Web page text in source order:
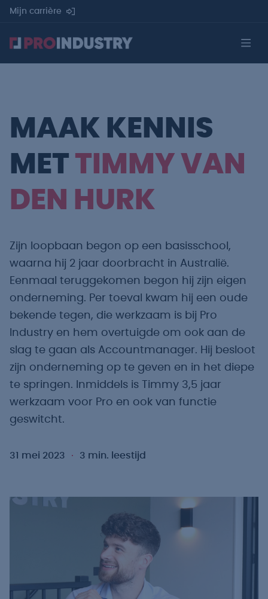
Mijn carrière
MAAK KENNIS
MET TIMMY VAN
DEN HURK
Zijn loopbaan begon op een basisschool,
waarna hij 2 jaar doorbracht in Australië.
Eenmaal teruggekomen begon hij zijn eigen
onderneming. Per toeval kwam hij een oude
bekende tegen, die werkzaam is bij Pro
Industry en hem overtuigde om ook aan de
slag te gaan als Accountmanager. Hij besloot
zijn onderneming op te geven en in het diepe
te springen. Inmiddels is Timmy 3,5 jaar
werkzaam voor Pro en ook van functie
geswitcht.
31 mei 2023 3 min. leestijd